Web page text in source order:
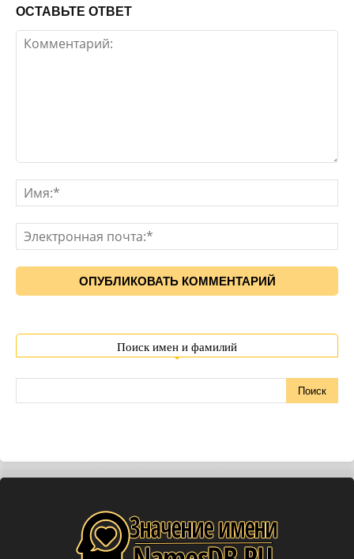
ОСТАВЬТЕ ОТВЕТ
Поиск имен и фамилий